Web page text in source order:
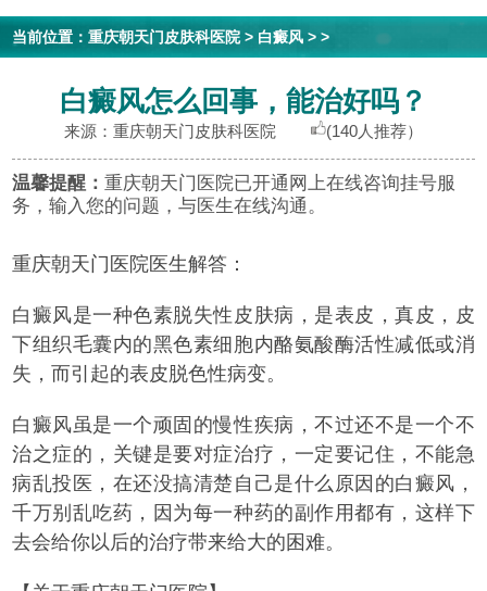
当前位置：重庆朝天门皮肤科医院> 白癜风 > >
白癜风怎么回事，能治好吗？
来源：重庆朝天门皮肤科医院 (140人推荐）
温馨提醒：重庆朝天门医院已开通网上在线咨询挂号服
务，输入您的问题，与医生在线沟通。
重庆朝天门医院医生解答：
白癜风是一种色素脱失性皮肤病，是表皮，真皮，皮
下组织毛囊内的黑色素细胞内酪氨酸酶活性减低或消
失，而引起的表皮脱色性病变。
白癜风虽是一个顽固的慢性疾病，不过还不是一个不
治之症的，关键是要对症治疗，一定要记住，不能急
病乱投医，在还没搞清楚自己是什么原因的白癜风，
千万别乱吃药，因为每一种药的副作用都有，这样下
去会给你以后的治疗带来给大的困难。